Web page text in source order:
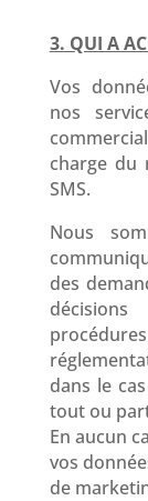
3. QUI A
Vos
nos
charge du
SMS.
Nous
des
dans le
tout ou
En aucun
vos
de